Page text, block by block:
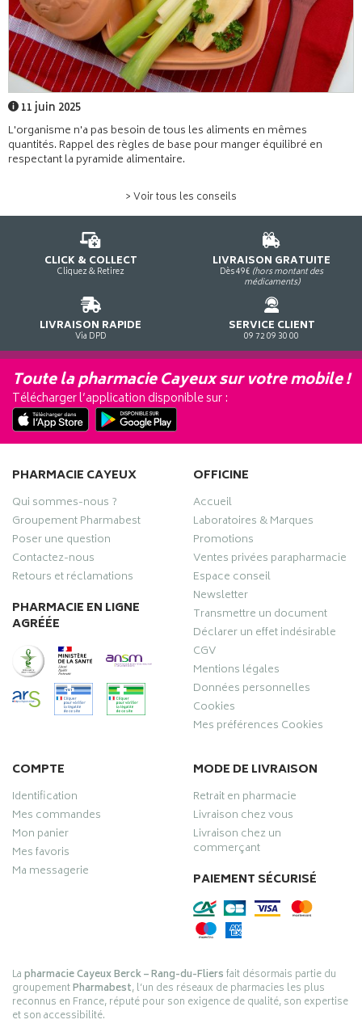
11 juin 2025
L'organisme n'a pas besoin de tous les aliments en mêmes
quantités. Rappel des règles de base pour manger équilibré en
respectant la pyramide alimentaire.
> Voir tous les conseils
CLICK & COLLECT
Cliquez & Retirez
LIVRAISON GRATUITE
Dès 49€ (hors montant des
médicaments)
LIVRAISON RAPIDE
Via DPD
SERVICE CLIENT
09 72 09 30 00
Toute la pharmacie Cayeux sur votre mobile !
Télécharger l’application disponible sur :
PHARMACIE CAYEUX
Qui sommes-nous ?
Groupement Pharmabest
Poser une question
Contactez-nous
Retours et réclamations
PHARMACIE EN LIGNE
AGRÉÉE
OFFICINE
Accueil
Laboratoires & Marques
Promotions
Ventes privées parapharmacie
Espace conseil
Newsletter
Transmettre un document
Déclarer un effet indésirable
CGV
Mentions légales
Données personnelles
Cookies
Mes préférences Cookies
COMPTE
Identification
Mes commandes
Mon panier
Mes favoris
Ma messagerie
MODE DE LIVRAISON
Retrait en pharmacie
Livraison chez vous
Livraison chez un
commerçant
PAIEMENT SÉCURISÉ
Lapharmacie Cayeux Berck – Rang-du-Fliersfait désormais partie du
groupementPharmabest, l’un des réseaux de pharmacies les plus
reconnus en France, réputé pour son exigence de qualité, son expertise
et son accessibilité.